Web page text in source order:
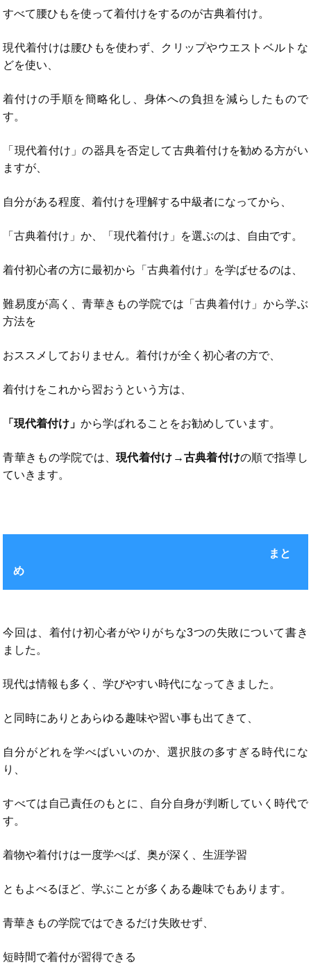
すべて腰ひもを使って着付けをするのが古典着付け。
現代着付けは腰ひもを使わず、クリップやウエストベルトな
どを使い、
着付けの手順を簡略化し、身体への負担を減らしたもので
す。
「現代着付け」の器具を否定して古典着付けを勧める方がい
ますが、
自分がある程度、着付けを理解する中級者になってから、
「古典着付け」か、「現代着付け」を選ぶのは、自由です。
着付初心者の方に最初から「古典着付け」を学ばせるのは、
難易度が高く、青華きもの学院では「古典着付け」から学ぶ
方法を
おススメしておりません。着付けが全く初心者の方で、
着付けをこれから習おうという方は、
「現代着付け」から学ばれることをお勧めしています。
青華きもの学院では、現代着付け→古典着付けの順で指導し
ていきます。
まと
め
今回は、着付け初心者がやりがちな3つの失敗について書き
ました。
現代は情報も多く、学びやすい時代になってきました。
と同時にありとあらゆる趣味や習い事も出てきて、
自分がどれを学べばいいのか、選択肢の多すぎる時代にな
り、
すべては自己責任のもとに、自分自身が判断していく時代で
す。
着物や着付けは一度学べば、奥が深く、生涯学習
ともよべるほど、学ぶことが多くある趣味でもあります。
青華きもの学院ではできるだけ失敗せず、
短時間で着付が習得できる